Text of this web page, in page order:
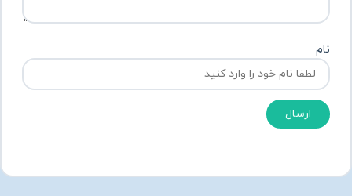
نام
ارسال